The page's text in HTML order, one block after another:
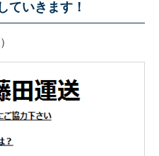
ていきます！